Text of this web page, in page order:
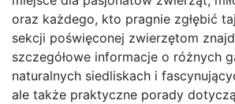
oraz każdego, kto pragnie zgłębić
sekcji poświęconej zwierzętom
szczegółowe informacje o różnych
naturalnych siedliskach i
ale także praktyczne porady